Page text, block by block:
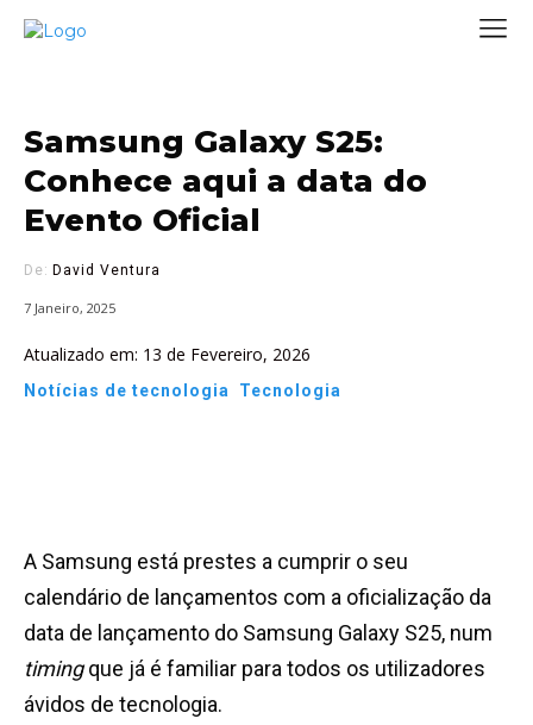
Samsung Galaxy S25:
Conhece aqui a data do
Evento Oficial
De: David Ventura
7 Janeiro, 2025
Atualizado em: 13 de Fevereiro, 2026
Notícias de tecnologia Tecnologia
A Samsung está prestes a cumprir o seu
calendário de lançamentos com a oficialização da
data de lançamento do Samsung Galaxy S25, num
timingque já é familiar para todos os utilizadores
ávidos de tecnologia.